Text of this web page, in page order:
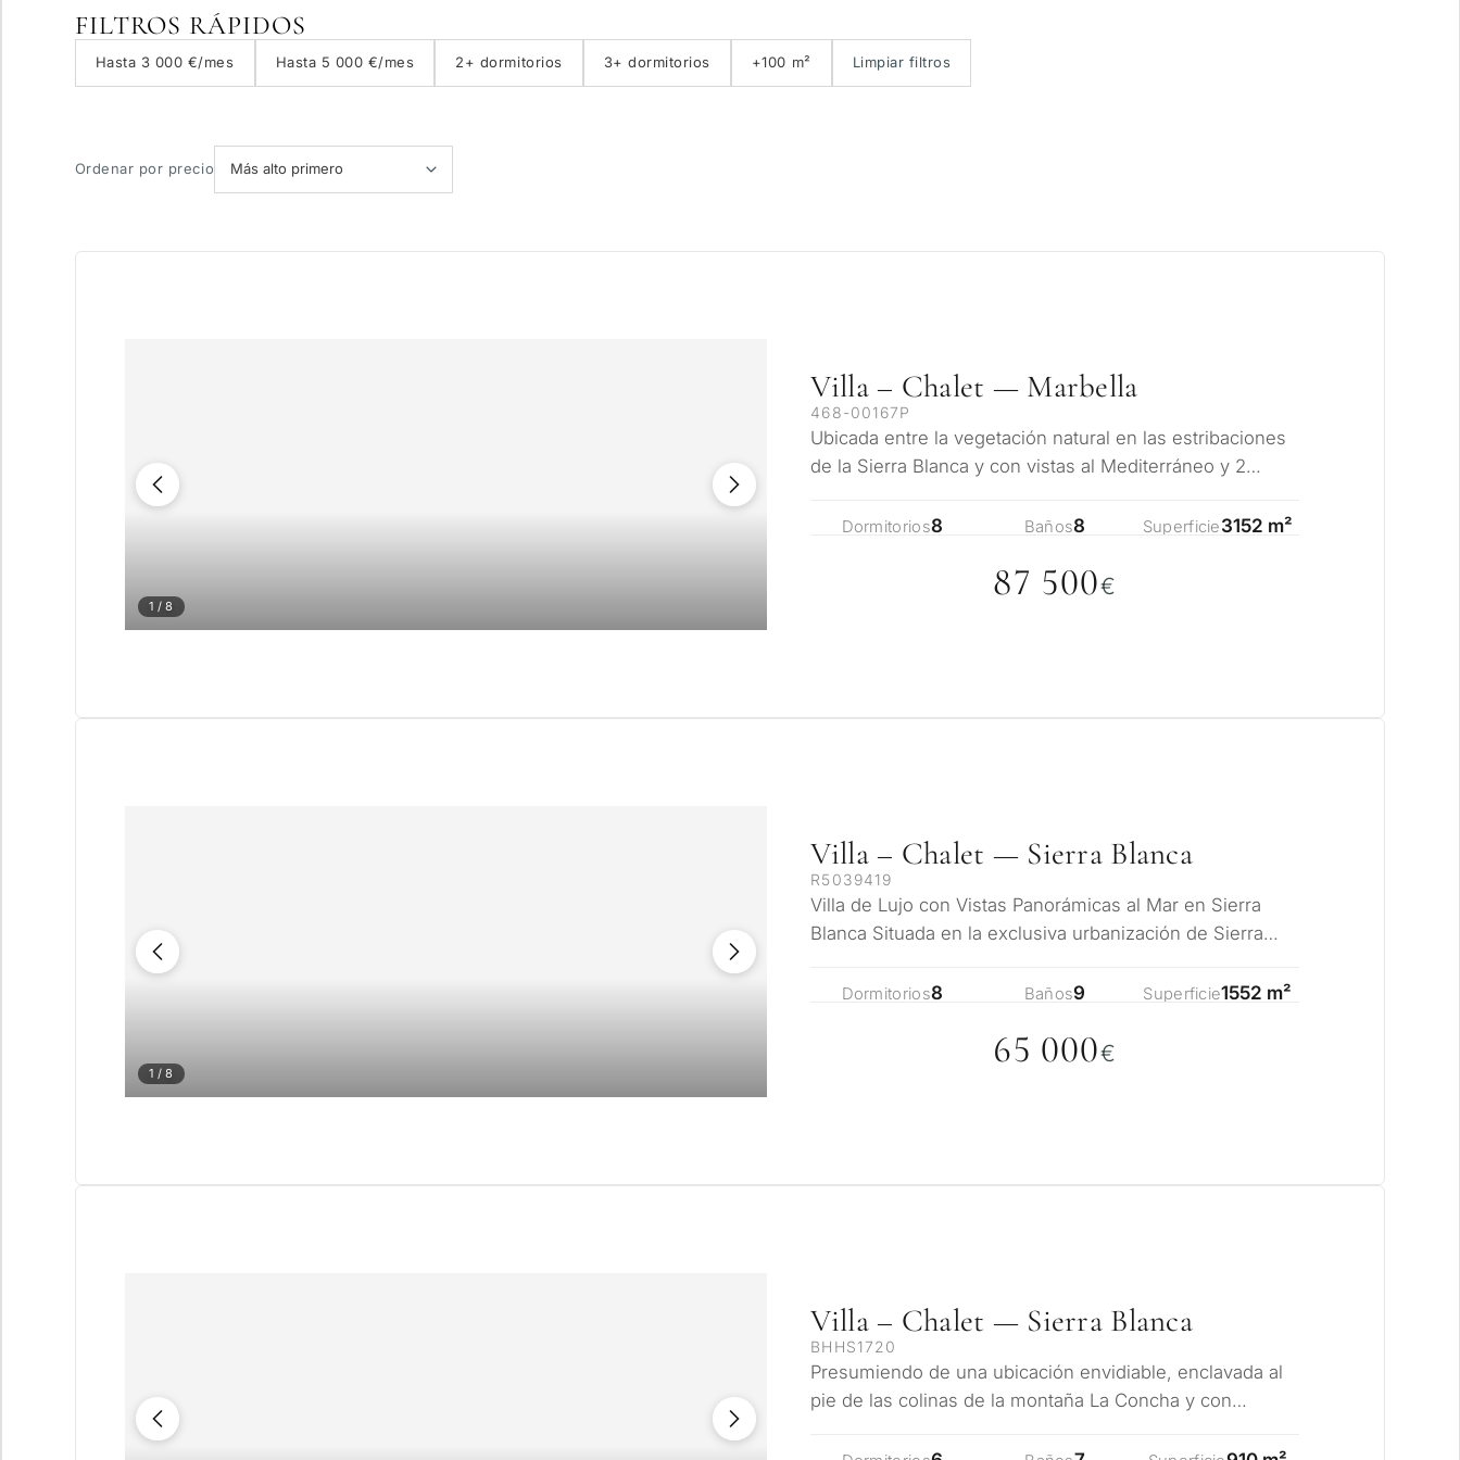
Con ascensor
Más parámetros
FILTROS RÁPIDOS
Hasta 3 000 €/mes Hasta 5 000 €/mes 2+ dormitorios 3+ dormitorios +100 m² Limpiar filtros
Ordenar por precio
1 / 8
Villa – Chalet — Marbella
468-00167P
Ubicada entre la vegetación natural en las estribaciones
de la Sierra Blanca y con vistas al Mediterráneo y 2
Dormitorios8 Baños8 Superficie3152 m²
87 500€
1 / 8
Villa – Chalet — Sierra Blanca
R5039419
Villa de Lujo con Vistas Panorámicas al Mar en Sierra
Blanca Situada en la exclusiva urbanización de Sierra
Dormitorios8 Baños9 Superficie1552 m²
65 000€
Villa – Chalet — Sierra Blanca
BHHS1720
Presumiendo de una ubicación envidiable, enclavada al
pie de las colinas de la montaña La Concha y con
propiedad en Marbella?
Primera o segunda residencia para mí